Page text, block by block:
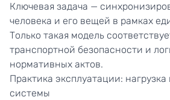
Ключевая задача —
человека и его вещей в рамках
Только такая модель
транспортной безопасности и
нормативных актов.
Практика эксплуатации: нагрузка
системы